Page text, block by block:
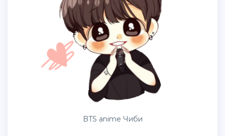
BTS anime Чиби